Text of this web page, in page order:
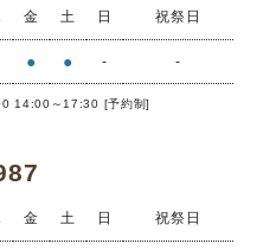
金 土 日 祝祭日
● ● - -
14:00～17:30 [予約制]
金 土 日 祝祭日